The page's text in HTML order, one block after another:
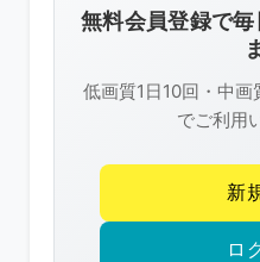
無料会員登録で
低画質1日10回・中
でご利用
新
ロ